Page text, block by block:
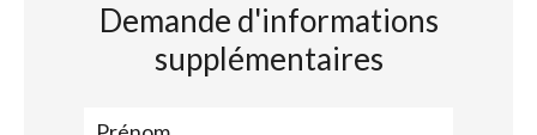
Demande d'informations
supplémentaires